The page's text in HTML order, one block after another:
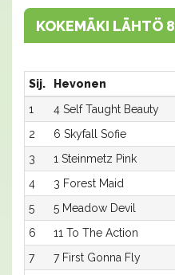
KOKEMÄKI LÄHTÖ 8
Sij. Hevonen
1
4 Self Taught Beauty
2
6 Skyfall Sofie
3
1 Steinmetz Pink
4
3 Forest Maid
5
5 Meadow Devil
6
11 To The Action
7
7 First Gonna Fly